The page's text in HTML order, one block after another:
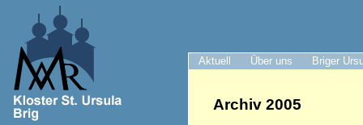
Aktuell Über uns Briger
Archiv 2005